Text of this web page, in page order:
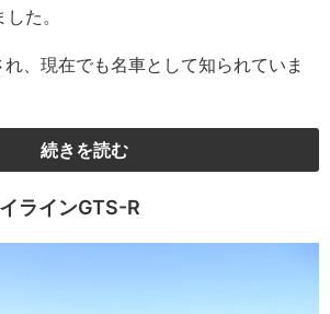
た。
、現在でも名車として知られていま
続きを読む
ラインGTS-R